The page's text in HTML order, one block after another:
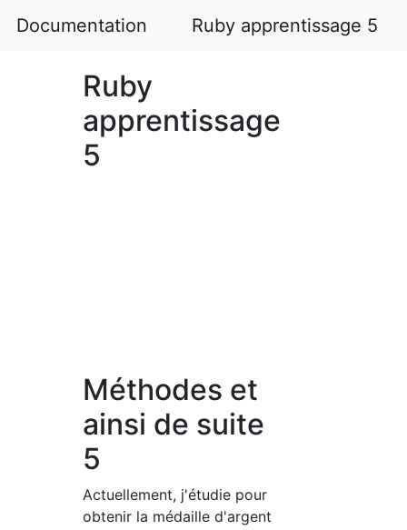
Documentation Ruby apprentissage 5
Ruby
apprentissage
5
Méthodes et
ainsi de suite
5
Actuellement, j'étudie pour
obtenir la médaille d'argent